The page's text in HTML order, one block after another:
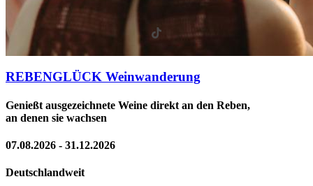
REBENGLÜCK Weinwanderung
Genießt ausgezeichnete Weine direkt an den Reben,
an denen sie wachsen
07.08.2026 - 31.12.2026
Deutschlandweit